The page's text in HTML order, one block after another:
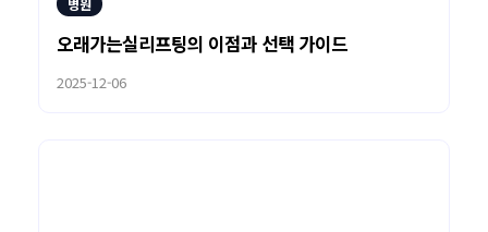
병원
오래가는실리프팅의 이점과 선택 가이드
2025-12-06